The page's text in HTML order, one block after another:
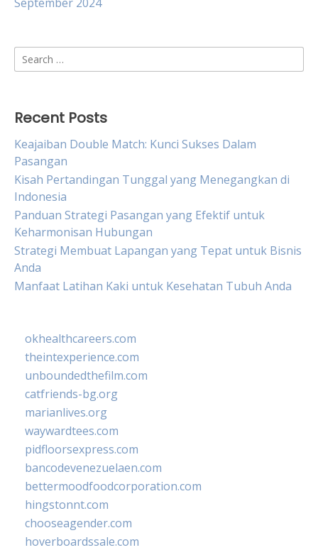
Search
for:
Recent Posts
Keajaiban Double Match: Kunci Sukses Dalam
Pasangan
Kisah Pertandingan Tunggal yang Menegangkan di
Indonesia
Panduan Strategi Pasangan yang Efektif untuk
Keharmonisan Hubungan
Strategi Membuat Lapangan yang Tepat untuk Bisnis
Anda
Manfaat Latihan Kaki untuk Kesehatan Tubuh Anda
okhealthcareers.com
theintexperience.com
unboundedthefilm.com
catfriends-bg.org
marianlives.org
waywardtees.com
pidfloorsexpress.com
bancodevenezuelaen.com
bettermoodfoodcorporation.com
hingstonnt.com
chooseagender.com
hoverboardssale.com